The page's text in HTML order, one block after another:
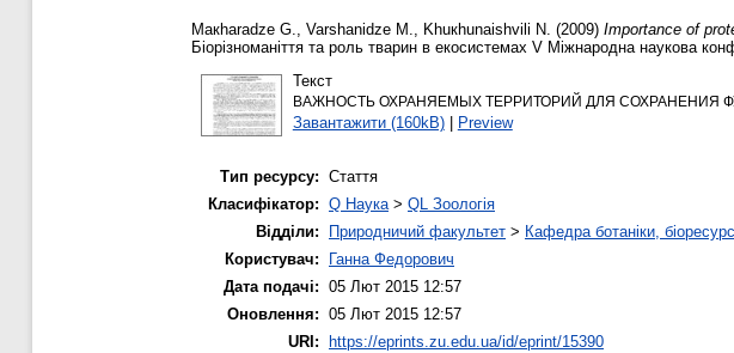
Maкharadze G., Varshanіdze М., Khuкhunaіshvіlі N. (2009) Importance of
Біорізноманіття та роль тварин в екосистемах V Міжнародна наукова
Текст
ВАЖНОСТЬ ОХРАНЯЕМЫХ ТЕРРИТОРИЙ ДЛЯ СОХРАНЕНИЯ
Завантажити (160kB)| Preview
Тип ресурсу: Стаття
Класифікатор: Q Наука> QL Зоологія
Відділи:
Природничий факультет > Кафедра ботаніки,
Користувач:
Ганна Федорович
Дата подачі: 05 Лют 2015 12:57
Оновлення: 05 Лют 2015 12:57
URI:
https://eprints.zu.edu.ua/id/eprint/15390